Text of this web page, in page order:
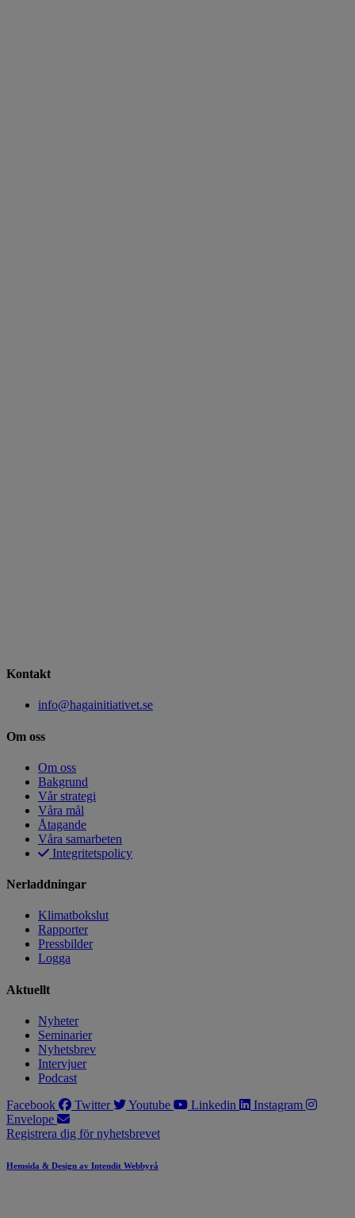
Kontakt
info@hagainitiativet.se
Om oss
Om oss
Bakgrund
Vår strategi
Våra mål
Åtagande
Våra samarbeten
Integritetspolicy
Nerladdningar
Klimatbokslut
Rapporter
Pressbilder
Logga
Aktuellt
Nyheter
Seminarier
Nyhetsbrev
Intervjuer
Podcast
Facebook
Twitter Youtube Linkedin
Instagram
Envelope
Registrera dig för nyhetsbrevet
Hemsida & Design av Intendit Webbyrå